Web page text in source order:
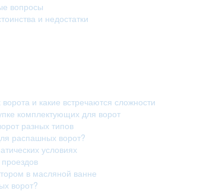
вопросы
и недостатки
и какие встречаются сложности
комплектующих для ворот
разных типов
распашных ворот?
условиях
в масляной ванне
ворот?